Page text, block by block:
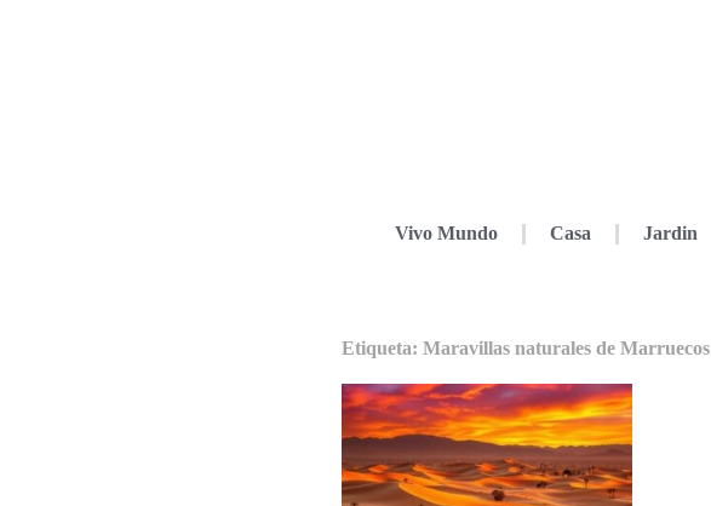
Vivo Mundo Casa Jardin
Etiqueta: Maravillas naturales de Marruecos